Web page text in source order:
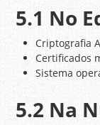
5.1 No
Criptografia
Certificados
Sistema
5.2 Na